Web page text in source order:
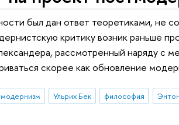
был дан ответ теоретиками, не
критику возник раньше
рассмотренный наряду с
скорее как обновление
Ульрих Бек философия